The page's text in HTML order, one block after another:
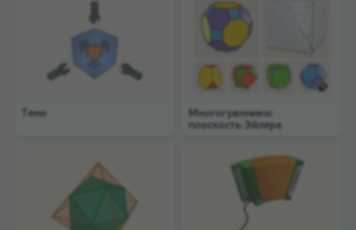
Тени
Многогранники:
плоскость Эйлера